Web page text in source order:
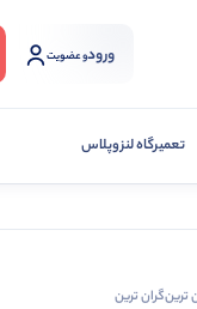
ورودو عضویت
تعمیرگاه لنزوپلاس
ترینگران ترین